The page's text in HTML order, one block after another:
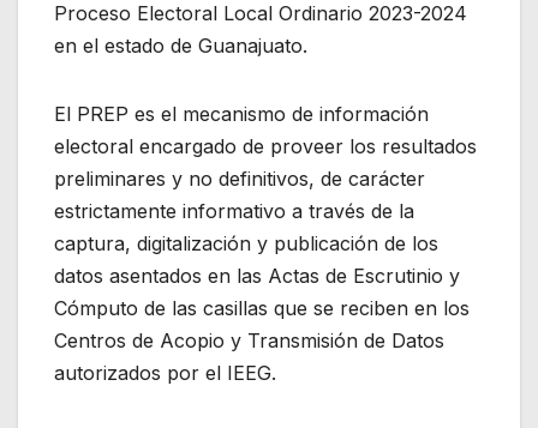
Proceso Electoral Local Ordinario 2023-2024
en el estado de Guanajuato.
El PREP es el mecanismo de información
electoral encargado de proveer los resultados
preliminares y no definitivos, de carácter
estrictamente informativo a través de la
captura, digitalización y publicación de los
datos asentados en las Actas de Escrutinio y
Cómputo de las casillas que se reciben en los
Centros de Acopio y Transmisión de Datos
autorizados por el IEEG.